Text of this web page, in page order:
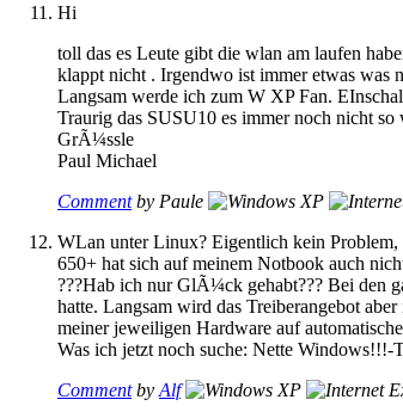
Hi
toll das es Leute gibt die wlan am laufen
klappt nicht . Irgendwo ist immer etwas was
Langsam werde ich zum W XP Fan.
Traurig das SUSU10 es immer noch nicht
GrÃ¼ssle
Paul Michael
Commentby Paule
WLan unter Linux? Eigentlich kein
650+ hat sich auf meinem Notbook auch
???Hab ich nur GlÃ¼ck gehabt??? Bei den
hatte. Langsam wird das Treiberangebot
meiner jeweiligen Hardware auf
Was ich jetzt noch suche: Nette
Commentby Alf